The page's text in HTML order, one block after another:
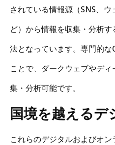
されている情報源（SNS、
ど）から情報を収集・分析
法となっています。専門的
ことで、ダークウェブやデ
集・分析可能です。
国境を越えるデ
これらのデジタルおよびオ